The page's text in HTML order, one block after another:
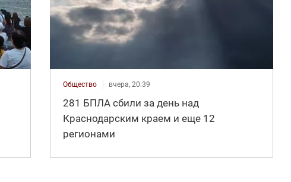
Общество вчера, 20:39
281 БПЛА сбили за день над
Краснодарским краем и еще 12
регионами